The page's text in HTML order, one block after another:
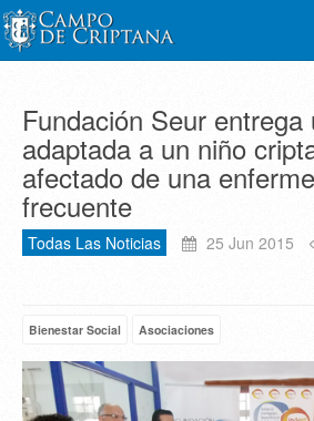
Fundación Seur entrega
adaptada a un niño
afectado de una
frecuente
Todas Las Noticias 25 Jun 2015
Bienestar Social Asociaciones